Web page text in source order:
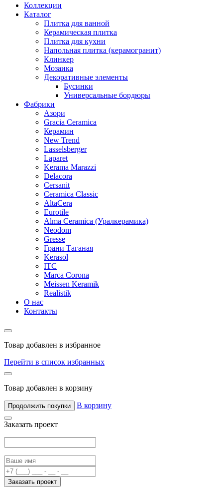
Коллекции
Каталог
Плитка для ванной
Керамическая плитка
Плитка для кухни
Напольная плитка (керамогранит)
Клинкер
Мозаика
Декоративные элементы
Бусинки
Универсальные бордюры
Фабрики
Азори
Gracia Ceramica
Керамин
New Trend
Lasselsberger
Laparet
Kerama Marazzi
Delacora
Cersanit
Ceramica Classic
AltaCera
Eurotile
Alma Ceramica (Уралкерамика)
Neodom
Gresse
Грани Таганая
Kerasol
ITC
Marca Corona
Meissen Keramik
Realistik
О нас
Контакты
Товар добавлен в избранное
Перейти в список избранных
Товар добавлен в корзину
Продолжить покупки В корзину
Заказать проект
Заказать проект